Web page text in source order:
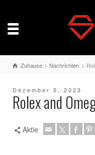
Zuhause Nachrichten
Dezember 5, 2023
Rolex and
Aktie